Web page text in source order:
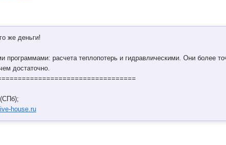
же деньги!
программами: расчета теплопотерь и гидравлическими. Они более
достаточно.
house.ru